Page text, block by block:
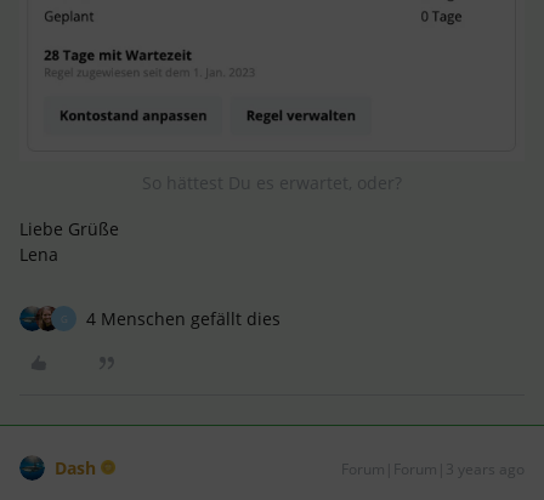
Liebe Grüße
Lena
4 Menschen gefällt dies
Dash Forum|Forum|3 years ago